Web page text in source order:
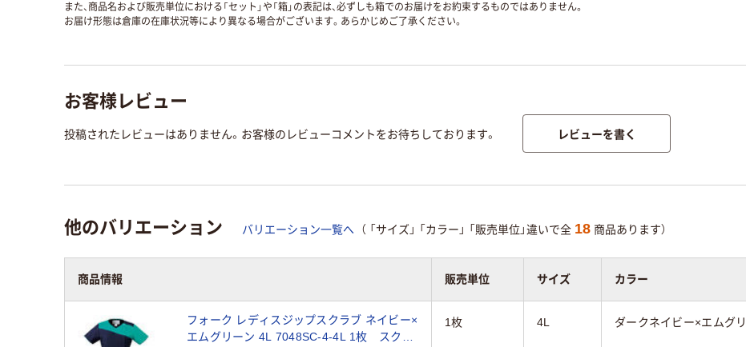
また、商品名および販売単位における「セット」や「箱」の表記は、必ずしも箱でのお届けをお約束するものではありません。
お届け形態は倉庫の在庫状況等により異なる場合がございます。あらかじめご了承ください。
お客様レビュー
投稿されたレビューはありません。お客様のレビューコメントをお待ちしております。 レビューを書く
他のバリエーション バリエーション一覧へ （ 「サイズ」 「カラー」 「販売単位」違いで全 18 商品あります）
商品情報 販売単位 サイズ カラー
フォーク レディスジップスクラブ ネイビー×
エムグリーン 4L 7048SC-4-4L 1枚 スクラ
1枚 4L ダークネイビー×エムグ